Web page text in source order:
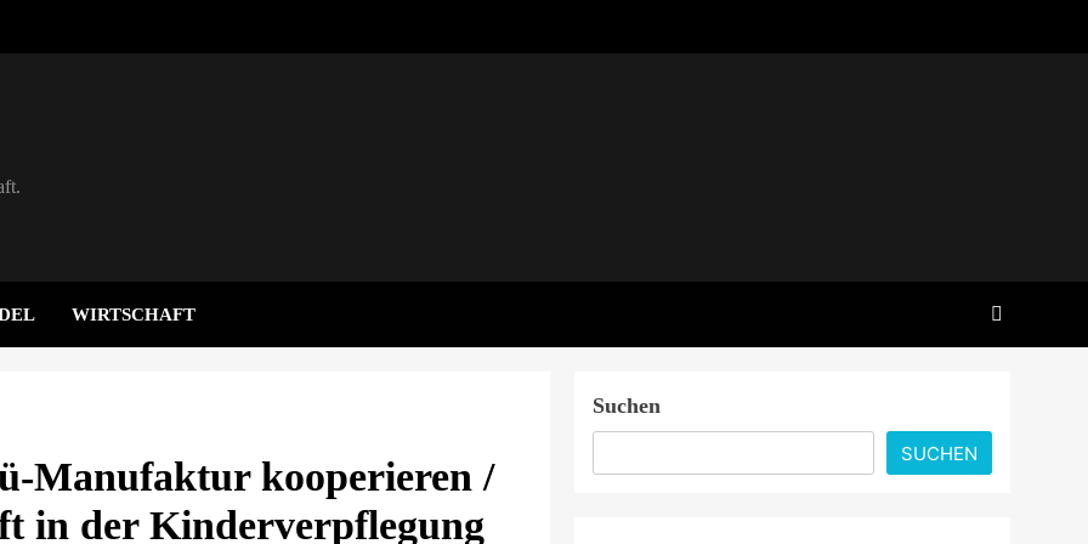
WIRTSCHAFT
Manufaktur kooperieren /
in der Kinderverpflegung
Suchen
SUCHEN